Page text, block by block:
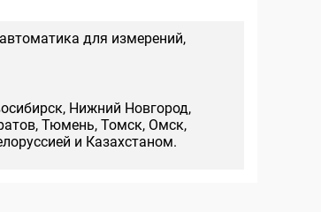
для измерений,
Нижний Новгород,
Тюмень, Томск, Омск,
и Казахстаном.